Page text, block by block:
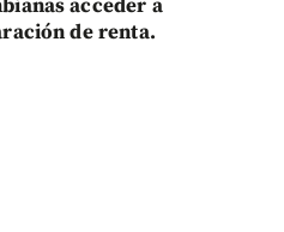
acceder a
de renta.